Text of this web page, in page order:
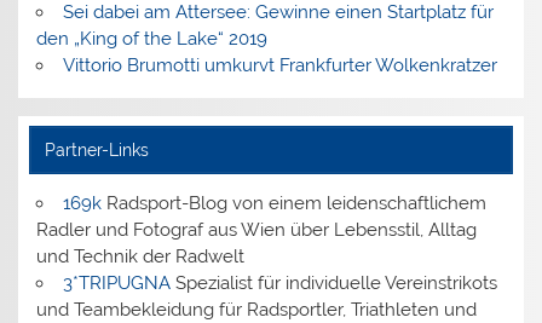
Sei dabei am Attersee: Gewinne einen Startplatz für
den „King of the Lake“ 2019
Vittorio Brumotti umkurvt Frankfurter Wolkenkratzer
Partner-Links
169kRadsport-Blog von einem leidenschaftlichem
Radler und Fotograf aus Wien über Lebensstil, Alltag
und Technik der Radwelt
3*TRIPUGNASpezialist für individuelle Vereinstrikots
und Teambekleidung für Radsportler, Triathleten und